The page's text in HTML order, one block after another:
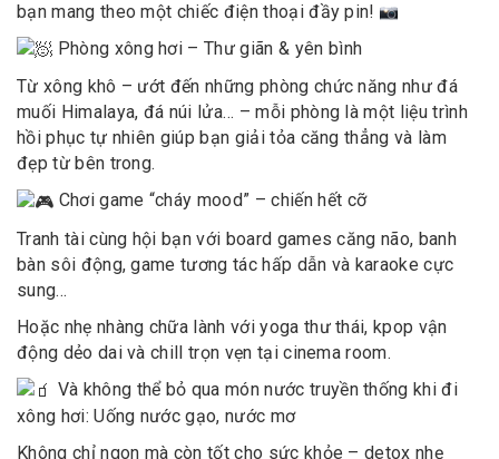
bạn mang theo một chiếc điện thoại đầy pin!
Phòng xông hơi – Thư giãn & yên bình
Từ xông khô – ướt đến những phòng chức năng như đá
muối Himalaya, đá núi lửa… – mỗi phòng là một liệu trình
hồi phục tự nhiên giúp bạn giải tỏa căng thẳng và làm
đẹp từ bên trong.
Chơi game “cháy mood” – chiến hết cỡ
Tranh tài cùng hội bạn với board games căng não, banh
bàn sôi động, game tương tác hấp dẫn và karaoke cực
sung…
Hoặc nhẹ nhàng chữa lành với yoga thư thái, kpop vận
động dẻo dai và chill trọn vẹn tại cinema room.
Và không thể bỏ qua món nước truyền thống khi đi
xông hơi: Uống nước gạo, nước mơ
Không chỉ ngon mà còn tốt cho sức khỏe – detox nhẹ